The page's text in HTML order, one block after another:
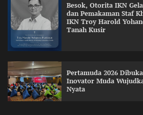
Besok, Otorita IKN
dan Pemakaman Staf
IKN Troy Harold
Tanah Kusir
Pertamuda 2026
Inovator Muda
Nyata